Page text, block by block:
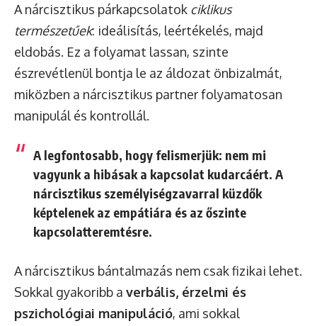
A nárcisztikus párkapcsolatok ciklikus
természetűek: ideálisítás, leértékelés, majd
eldobás. Ez a folyamat lassan, szinte
észrevétlenül bontja le az áldozat önbizalmát,
miközben a nárcisztikus partner folyamatosan
manipulál és kontrollál.
A legfontosabb, hogy felismerjük: nem mi
vagyunk a hibásak a kapcsolat kudarcáért. A
nárcisztikus személyiségzavarral küzdők
képtelenek az empátiára és az őszinte
kapcsolatteremtésre.
A nárcisztikus bántalmazás nem csak fizikai lehet.
Sokkal gyakoribb a verbális, érzelmi és
pszichológiai manipuláció, ami sokkal